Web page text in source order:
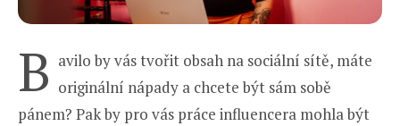
B avilo by vás tvořit obsah na sociální sítě, máte
originální nápady a chcete být sám sobě
pánem? Pak by pro vás práce influencera mohla být